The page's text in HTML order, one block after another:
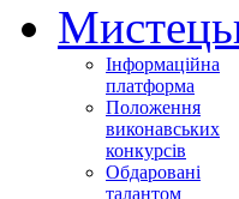
Інформаційна
платформа
Положення
виконавських
конкурсів
Обдаровані
талантом